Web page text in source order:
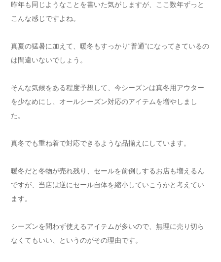
昨年も同じようなことを書いた気がしますが、ここ数年ずっと
こんな感じですよね。
真夏の猛暑に加えて、暖冬もすっかり“普通”になってきているの
は間違いないでしょう。
そんな気候をある程度予想して、今シーズンは真冬用アウター
を少なめにし、オールシーズン対応のアイテムを増やしまし
た。
真冬でも重ね着で対応できるような品揃えにしています。
暖冬だと冬物が売れ残り、セールを前倒しするお店も増えるん
ですが、当店は逆にセール自体を縮小していこうかと考えてい
ます。
シーズンを問わず使えるアイテムが多いので、無理に売り切ら
なくてもいい、というのがその理由です。